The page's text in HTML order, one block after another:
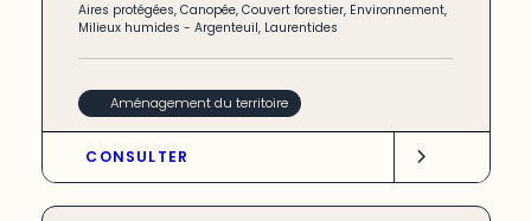
Aires protégées,Canopée,Couvert forestier, Environnement,
Milieux humides -Argenteuil, Laurentides
Aménagement du territoire
CONSULTER